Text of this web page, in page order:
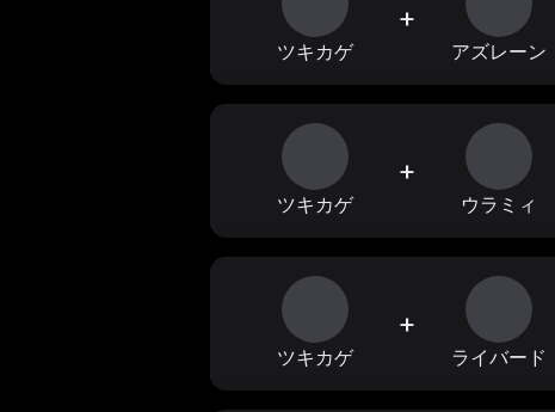
ツキカゲ
+
アズレーン
ツキカゲ
+
ウラミィ
ツキカゲ
+
ライバード